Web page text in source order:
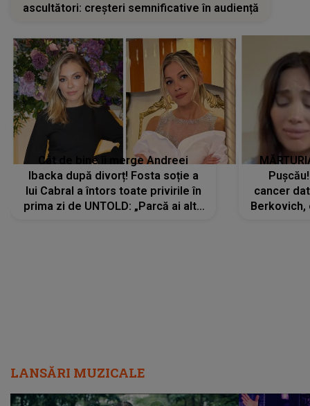
ascultători: creșteri semnificative în audiență
Cât de bine îi merge Andreei
Ibacka după divorț! Fosta soție a
lui Cabral a întors toate privirile în
prima zi de UNTOLD: „Parcă ai altă
cancer
Berkovich,
LANSĂRI MUZICALE